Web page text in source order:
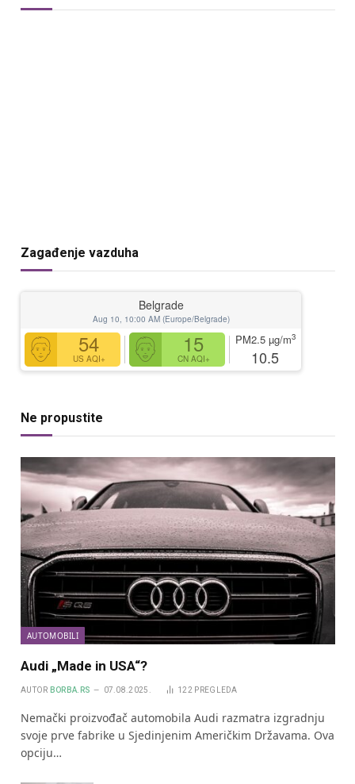
Zagađenje vazduha
Belgrade
Aug 10, 10:00 AM (Europe/Belgrade)
54
US AQI+
15
CN AQI+
PM2.5 µg/m3
10.5
Ne propustite
AUTOMOBILI
Audi „Made in USA“?
AUTOR BORBA.RS 07.08.2025. 122 PREGLEDA
Nemački proizvođač automobila Audi razmatra izgradnju
svoje prve fabrike u Sjedinjenim Američkim Državama. Ova
opciju…